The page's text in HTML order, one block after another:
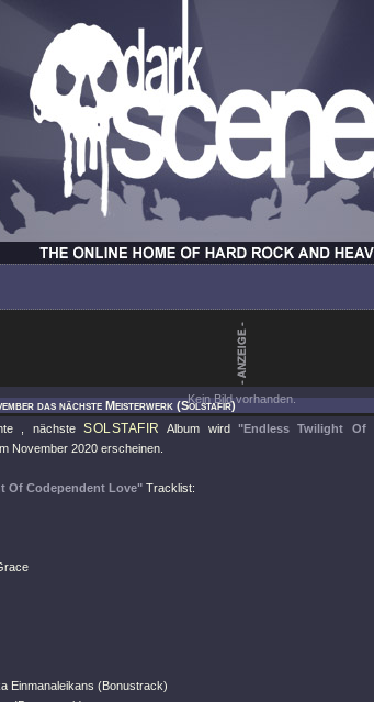
Kein Bild vorhanden.
das nächste Meisterwerk (Solstafir)
, nächsteSOLSTAFIR Album wird "Endless Twilight Of
November 2020 erscheinen.
Of Codependent Love" Tracklist:
Einmanaleikans (Bonustrack)